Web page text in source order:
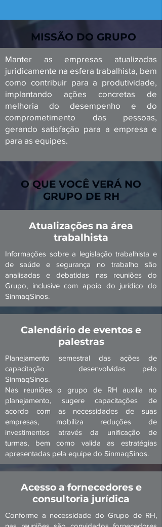
MISSÃO DO GRUPO
Manter as empresas atualizadas
juridicamente na esfera trabalhista, bem
como contribuir para a produtividade,
implantando ações concretas de
melhoria do desempenho e do
comprometimento das pessoas,
gerando satisfação para a empresa e
para as equipes.
O QUE VOCÊ VERÁ NO
GRUPO DE RH
Atualizações na área
trabalhista
Informações sobre a legislação trabalhista e
de saúde e segurança no trabalho são
analisadas e debatidas nas reuniões do
Grupo, inclusive com apoio do jurídico do
SinmaqSinos.
Calendário de eventos e
palestras
Planejamento semestral das ações de
capacitação desenvolvidas pelo
SinmaqSinos.
Nas reuniões o grupo de RH auxilia no
planejamento, sugere capacitações de
acordo com as necessidades de suas
empresas, mobiliza reduções de
investimentos através da unificação de
turmas, bem como valida as estratégias
apresentadas pela equipe do SinmaqSinos.
Acesso a fornecedores e
consultoria jurídica
Conforme a necessidade do Grupo de RH,